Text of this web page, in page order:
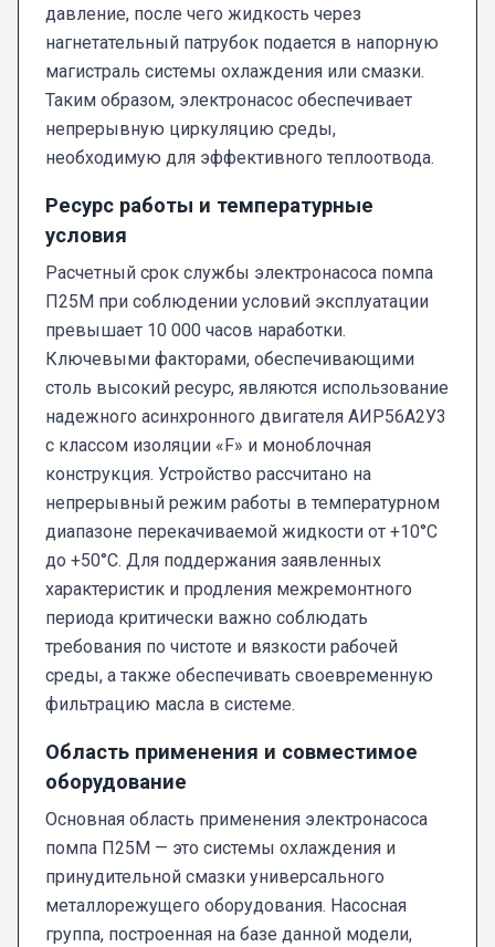
давление, после чего жидкость через
нагнетательный патрубок подается в напорную
магистраль системы охлаждения или смазки.
Таким образом, электронасос обеспечивает
непрерывную циркуляцию среды,
необходимую для эффективного теплоотвода.
Ресурс работы и температурные
условия
Расчетный срок службы электронасоса помпа
П25М при соблюдении условий эксплуатации
превышает 10 000 часов наработки.
Ключевыми факторами, обеспечивающими
столь высокий ресурс, являются использование
надежного асинхронного двигателя АИР56А2У3
с классом изоляции «F» и моноблочная
конструкция. Устройство рассчитано на
непрерывный режим работы в температурном
диапазоне перекачиваемой жидкости от +10°C
до +50°C. Для поддержания заявленных
характеристик и продления межремонтного
периода критически важно соблюдать
требования по чистоте и вязкости рабочей
среды, а также обеспечивать своевременную
фильтрацию масла в системе.
Область применения и совместимое
оборудование
Основная область применения электронасоса
помпа П25М — это системы охлаждения и
принудительной смазки универсального
металлорежущего оборудования. Насосная
группа, построенная на базе данной модели,